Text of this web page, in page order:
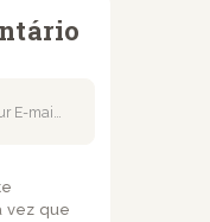
vez que